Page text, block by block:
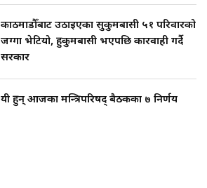
काठमाडौँबाट उठाइएका सुकुमबासी ५१ परिवारको
जग्गा भेटियो, हुकुमबासी भएपछि कारवाही गर्दै
सरकार
यी हुन् आजका मन्त्रिपरिषद् बैठकका ७ निर्णय